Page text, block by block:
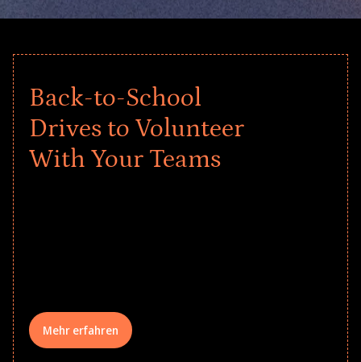
Back-to-School
Drives to Volunteer
With Your Teams
Mehr erfahren